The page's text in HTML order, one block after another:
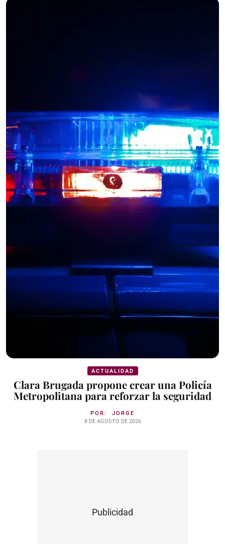
ACTUALIDAD
Clara Brugada propone crear una Policía
Metropolitana para reforzar la seguridad
POR: JORGE
8 DE AGOSTO DE 2026
Publicidad